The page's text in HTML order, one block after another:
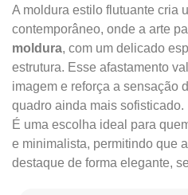
A moldura estilo flutuante cria
contemporâneo, onde a arte
moldura, com um delicado
estrutura. Esse afastamento
imagem e reforça a sensação
quadro ainda mais sofisticado.
É uma escolha ideal para
e minimalista, permitindo que
destaque de forma elegante,